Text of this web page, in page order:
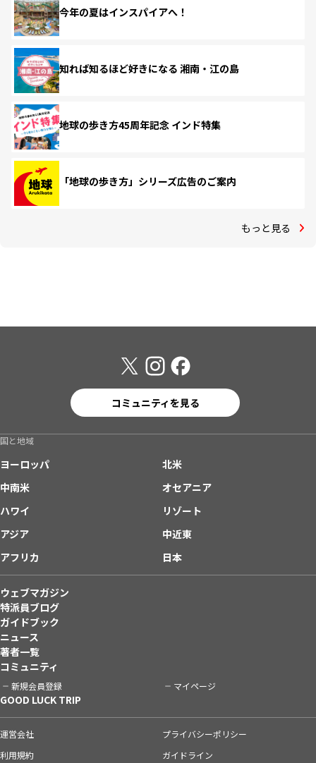
今年の夏はインスパイアへ！
知れば知るほど好きになる 湘南・江の島
地球の歩き方45周年記念 インド特集
「地球の歩き方」シリーズ広告のご案内
もっと見る
コミュニティを見る
国と地域
ヨーロッパ
北米
中南米
オセアニア
ハワイ
リゾート
アジア
中近東
アフリカ
日本
ウェブマガジン
特派員ブログ
ガイドブック
ニュース
著者一覧
コミュニティ
新規会員登録 マイページ
GOOD LUCK TRIP
運営会社
プライバシーポリシー
利用規約
ガイドライン